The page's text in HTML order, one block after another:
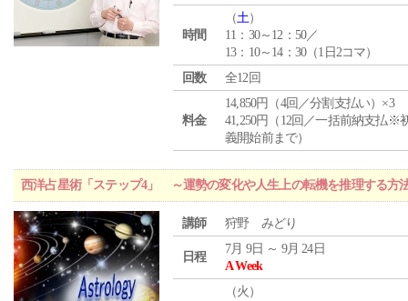
時間
（土）
11：30～12：50／
13：10～14：30（1日2コマ）
回数
全12回
料金
14,850円（4回／分割支払い）×3
41,250円（12回／一括前納支払※
義開始前まで）
西洋占星術「ステップ4」 ～運勢の変化や人生上の転機を推理する方
講師 狩野 みどり
日程
7月 9日 ～ 9月 24日
A Week
（火 ）